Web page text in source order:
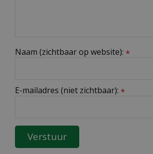
Naam (zichtbaar op website): *
E-mailadres (niet zichtbaar): *